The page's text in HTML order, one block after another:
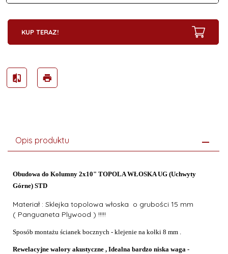
KUP TERAZ!
Opis produktu
Obudowa do Kolumny 2x10" TOPOLA WŁOSKA UG (Uchwyty
Górne) STD
Materiał : Sklejka topolowa włoska o grubości 15 mm
( Panguaneta Plywood ) !!!!!
Sposób montażu ścianek bocznych - klejenie na kołki 8 mm .
Rewelacyjne walory akustyczne , Idealna bardzo niska waga -